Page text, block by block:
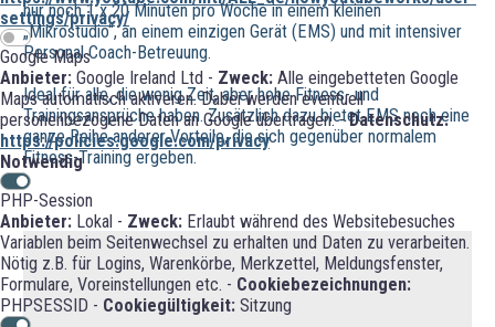
settings/privacy/
Google Maps
Anbieter: Google Ireland Ltd - Zweck: Alle eingebetteten Google
Maps automatisch aktiveren. Dabei werden eventuell
personenbezogene Daten an Google übertragen. -Datenschutz:
https://policies.google.com/privacy
Notwendig
PHP-Session
Anbieter: Lokal - Zweck: Erlaubt während des Websitebesuches
Variablen beim Seitenwechsel zu erhalten und Daten zu verarbeiten.
Nötig z.B. für Logins, Warenkörbe, Merkzettel, Meldungsfenster,
Formulare, Voreinstellungen etc. - Cookiebezeichnungen:
PHPSESSID - Cookiegültigkeit: Sitzung
nur noch 1 x 20 Minuten pro Woche in einem kleinen
„Mikrostudio“, an einem einzigen Gerät (EMS) und mit intensiver
Personal Coach-Betreuung.
Ideal für alle, die wenig Zeit, aber hohe Fitness- und
Trainingsansprüche haben. Zusätzlich dazu bietet EMS noch eine
ganze Reihe anderer Vorteile, die sich gegenüber normalem
Fitness-Training ergeben.